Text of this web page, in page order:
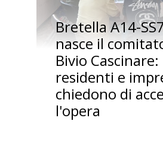
Bretella A14-
nasce il
Bivio Cascinare:
residenti e
chiedono di
l'opera